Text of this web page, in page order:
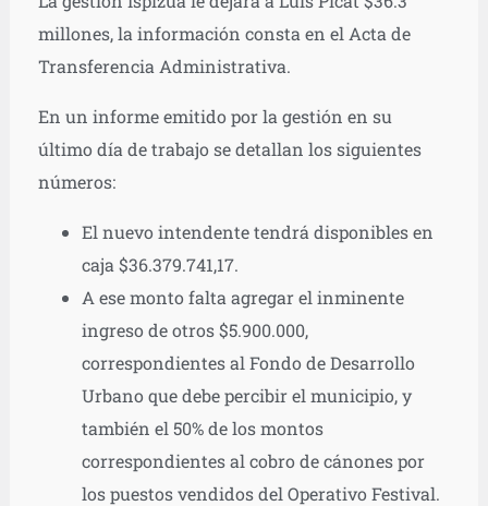
millones, la información consta en el Acta de
Transferencia Administrativa.
En un informe emitido por la gestión en su
último día de trabajo se detallan los siguientes
números:
El nuevo intendente tendrá disponibles en
caja $36.379.741,17.
A ese monto falta agregar el inminente
ingreso de otros $5.900.000,
correspondientes al Fondo de Desarrollo
Urbano que debe percibir el municipio, y
también el 50% de los montos
correspondientes al cobro de cánones por
los puestos vendidos del Operativo Festival.